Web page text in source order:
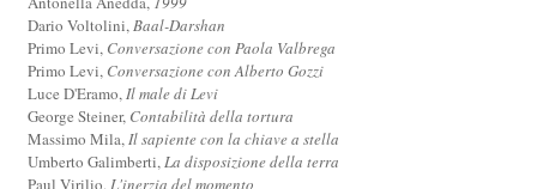
Dario Voltolini,Baal-Darshan
Primo Levi, Conversazione con Paola Valbrega
Primo Levi, Conversazione con Alberto Gozzi
Luce D'Eramo,Il male di Levi
George Steiner, Contabilità della tortura
Massimo Mila,Il sapiente con la chiave a stella
Umberto Galimberti,La disposizione della terra
Paul Virilio,L'inerzia del momento